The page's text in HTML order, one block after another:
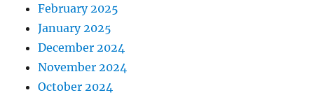
February 2025
January 2025
December 2024
November 2024
October 2024